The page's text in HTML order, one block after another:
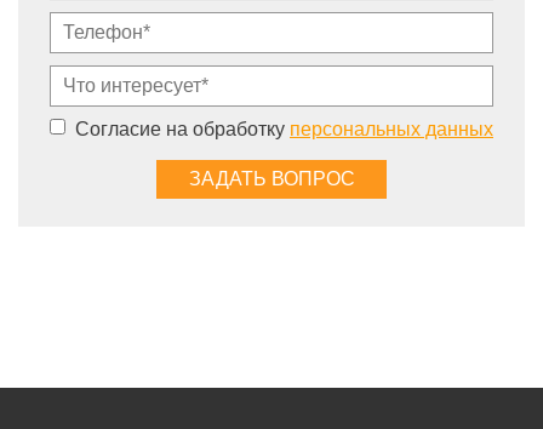
Согласие на обработку персональных данных